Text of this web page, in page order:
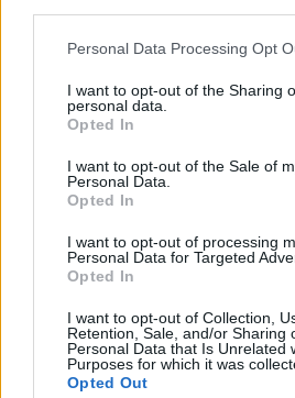
Please note that this website/app
not limited to your visit or usage
grant or deny consent to Google and
use your data for below specified
consent section.
Personal Data Processing Opt
I want to opt-out of the Sharing
personal data.
Opted In
I want to opt-out of the Sale of
Personal Data.
Opted In
I want to opt-out of processing
Personal Data for Targeted
Opted In
I want to opt-out of Collection,
Retention, Sale, and/or Sharing
Personal Data that Is Unrelated
Purposes for which it was
Opted Out
Kövess minket a
1 órája
Hamarosan leáll az idei F1-es